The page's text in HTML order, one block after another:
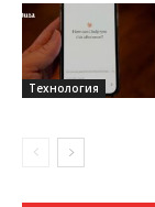
Технология